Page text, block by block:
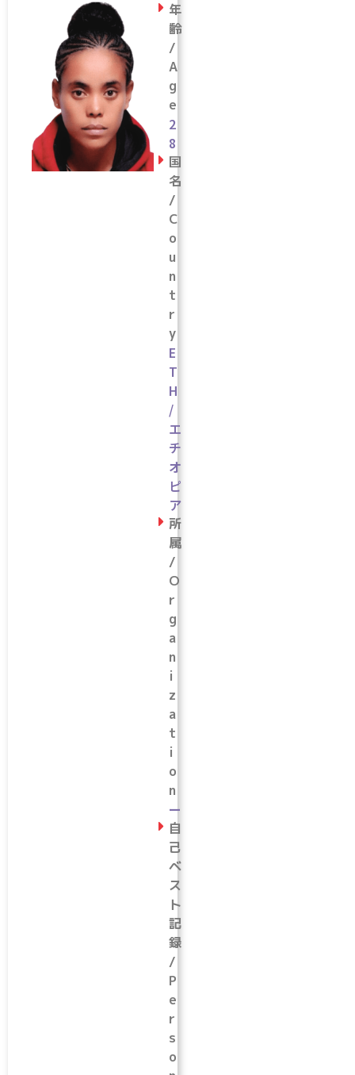
年
齢
/
A
g
e
2
8
国
名
/
C
o
u
n
t
r
y
E
T
H
/
エ
チ
オ
ピ
ア
所
属
/
O
r
g
a
n
i
z
a
t
i
o
n
ー
自
己
ベ
ス
ト
記
録
/
P
e
r
s
o